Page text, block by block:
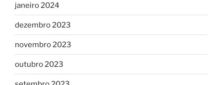
janeiro 2024
dezembro 2023
novembro 2023
outubro 2023